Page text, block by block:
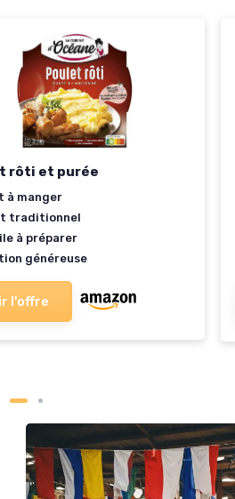
rôti et purée
à manger
traditionnel
à préparer
généreuse
l'offre